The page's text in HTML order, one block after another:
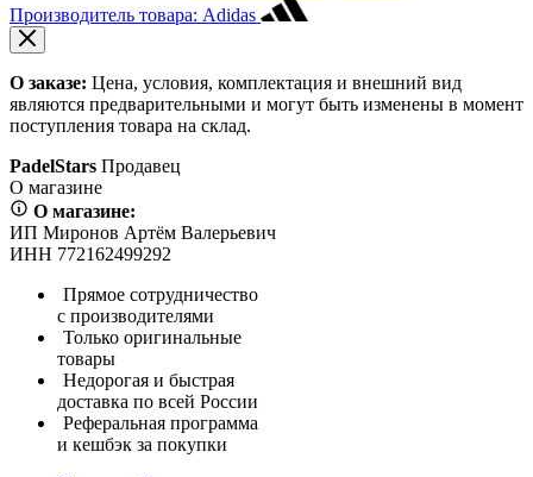
Производитель товара: Adidas
О заказе: Цена, условия, комплектация и внешний вид
являются предварительными и могут быть изменены в момент
поступления товара на склад.
PadelStars Продавец
О магазине
О магазине:
ИП Миронов Артём Валерьевич
ИНН 772162499292
Прямое сотрудничество
с производителями
Только оригинальные
товары
Недорогая и быстрая
доставка по всей России
Реферальная программа
и кешбэк за покупки